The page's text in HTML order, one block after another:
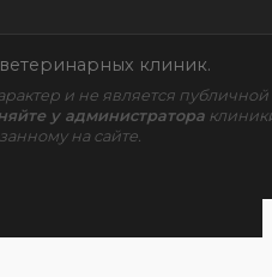
ветеринарных клиник.
и не является публичной
у администратора
на сайте.